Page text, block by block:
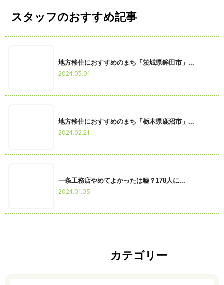
スタッフのおすすめ記事
地方移住におすすめのまち「茨城県鉾田市」...
2024.03.01
地方移住におすすめのまち「栃木県鹿沼市」...
2024.02.21
一条工務店やめてよかったは嘘？178人に...
2024.01.05
カテゴリー